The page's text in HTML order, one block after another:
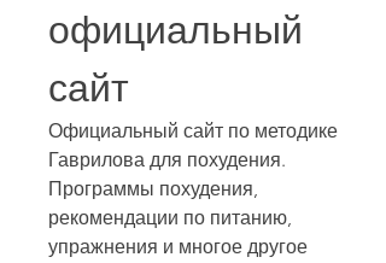
официальный
сайт
Официальный сайт по методике
Гаврилова для похудения.
Программы похудения,
рекомендации по питанию,
упражнения и многое другое